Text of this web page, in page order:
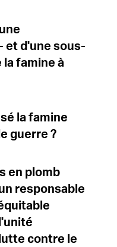
et d'une sous-
famine à
la famine
guerre ?
en plomb
responsable
contre le